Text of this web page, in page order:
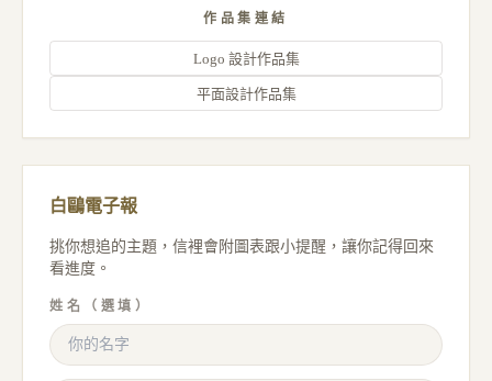
作品集連結
Logo 設計作品集
平面設計作品集
白鷗電子報
挑你想追的主題，信裡會附圖表跟小提醒，讓你記得回來
看進度。
姓名（選填）